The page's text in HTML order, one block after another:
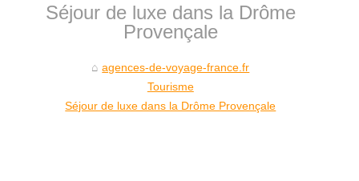
Séjour de luxe dans la Drôme
Provençale
agences-de-voyage-france.fr
Tourisme
Séjour de luxe dans la Drôme Provençale